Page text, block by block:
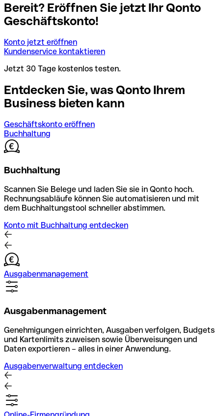
Bereit? Eröffnen Sie jetzt Ihr Qonto
Geschäftskonto!
Konto jetzt eröffnen
Kundenservice kontaktieren
Jetzt 30 Tage kostenlos testen.
Entdecken Sie, was Qonto Ihrem
Business bieten kann
Geschäftskonto eröffnen
Buchhaltung
Buchhaltung
Scannen Sie Belege und laden Sie sie in Qonto hoch.
Rechnungsabläufe können Sie automatisieren und mit
dem Buchhaltungstool schneller abstimmen.
Konto mit Buchhaltung entdecken
Ausgabenmanagement
Ausgabenmanagement
Genehmigungen einrichten, Ausgaben verfolgen, Budgets
und Kartenlimits zuweisen sowie Überweisungen und
Daten exportieren – alles in einer Anwendung.
Ausgabenverwaltung entdecken